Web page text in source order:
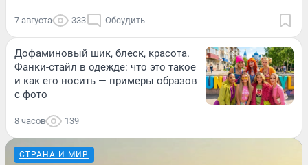
7 августа 333 Обсудить
Дофаминовый шик, блеск, красота.
Фанки-стайл в одежде: что это такое
и как его носить — примеры образов
с фото
8 часов 139
СТРАНА И МИР